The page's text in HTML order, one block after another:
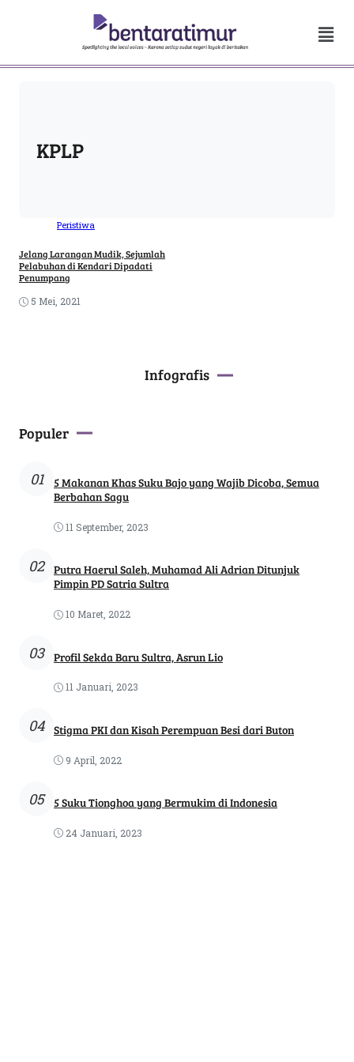
KPLP
Peristiwa
Jelang Larangan Mudik, Sejumlah
Pelabuhan di Kendari Dipadati
Penumpang
5 Mei, 2021
Infografis
Populer
01
5 Makanan Khas Suku Bajo yang Wajib Dicoba, Semua
Berbahan Sagu
11 September, 2023
02
Putra Haerul Saleh, Muhamad Ali Adrian Ditunjuk
Pimpin PD Satria Sultra
10 Maret, 2022
03 Profil Sekda Baru Sultra, Asrun Lio
11 Januari, 2023
04 Stigma PKI dan Kisah Perempuan Besi dari Buton
9 April, 2022
05 5 Suku Tionghoa yang Bermukim di Indonesia
24 Januari, 2023